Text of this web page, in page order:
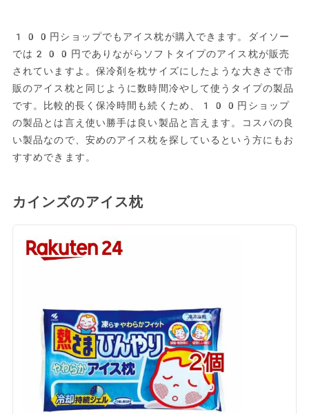
100円ショップでもアイス枕が購入できます。ダイソー
では200円でありながらソフトタイプのアイス枕が販売
されていますよ。保冷剤を枕サイズにしたような大きさで市
販のアイス枕と同じように数時間冷やして使うタイプの製品
です。比較的長く保冷時間も続くため、100円ショップ
の製品とは言え使い勝手は良い製品と言えます。コスパの良
い製品なので、安めのアイス枕を探しているという方にもお
すすめできます。
カインズのアイス枕